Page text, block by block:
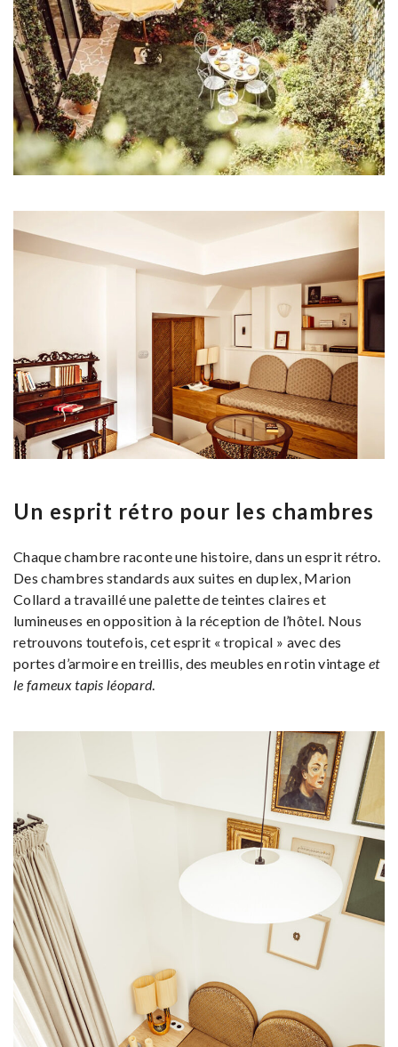
Un esprit rétro pour les chambres
Chaque chambre raconte une histoire, dans un esprit rétro.
Des chambres standards aux suites en duplex, Marion
Collard a travaillé une palette de teintes claires et
lumineuses en opposition à la réception de l’hôtel. Nous
retrouvons toutefois, cet esprit « tropical » avec des
portes d’armoire en treillis, des meubles en rotin vintage et
le fameux tapis léopard.